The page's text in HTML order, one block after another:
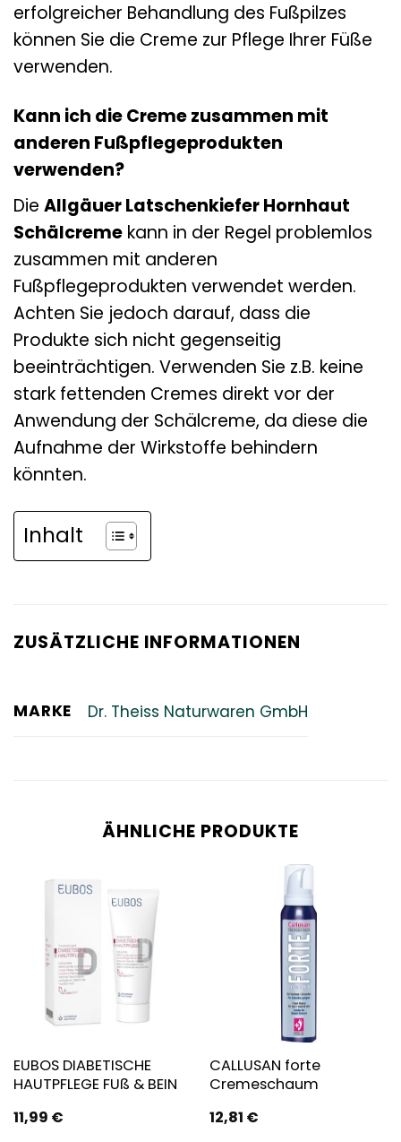
erfolgreicher Behandlung des Fußpilzes
können Sie die Creme zur Pflege Ihrer Füße
verwenden.
Kann ich die Creme zusammen mit
anderen Fußpflegeprodukten
verwenden?
Die Allgäuer Latschenkiefer Hornhaut
Schälcreme kann in der Regel problemlos
zusammen mit anderen
Fußpflegeprodukten verwendet werden.
Achten Sie jedoch darauf, dass die
Produkte sich nicht gegenseitig
beeinträchtigen. Verwenden Sie z.B. keine
stark fettenden Cremes direkt vor der
Anwendung der Schälcreme, da diese die
Aufnahme der Wirkstoffe behindern
könnten.
Inhalt
ZUSÄTZLICHE INFORMATIONEN
MARKE Dr. Theiss Naturwaren GmbH
ÄHNLICHE PRODUKTE
EUBOS DIABETISCHE
HAUTPFLEGE FUß & BEIN
11,99 €
CALLUSAN forte
Cremeschaum
12,81 €